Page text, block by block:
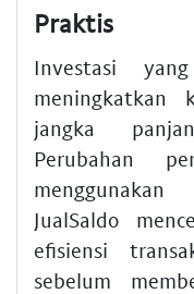
Praktis
Investasi
meningkatkan
jangka
Perubahan
JualSaldo
efisiensi
sebelum